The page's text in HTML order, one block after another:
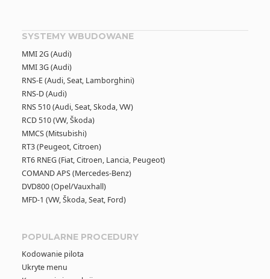
SYSTEMY WBUDOWANE
MMI 2G (Audi)
MMI 3G (Audi)
RNS-E (Audi, Seat, Lamborghini)
RNS-D (Audi)
RNS 510 (Audi, Seat, Skoda, VW)
RCD 510 (VW, Škoda)
MMCS (Mitsubishi)
RT3 (Peugeot, Citroen)
RT6 RNEG (Fiat, Citroen, Lancia, Peugeot)
COMAND APS (Mercedes-Benz)
DVD800 (Opel/Vauxhall)
MFD-1 (VW, Škoda, Seat, Ford)
POPULARNE PROCEDURY
Kodowanie pilota
Ukryte menu